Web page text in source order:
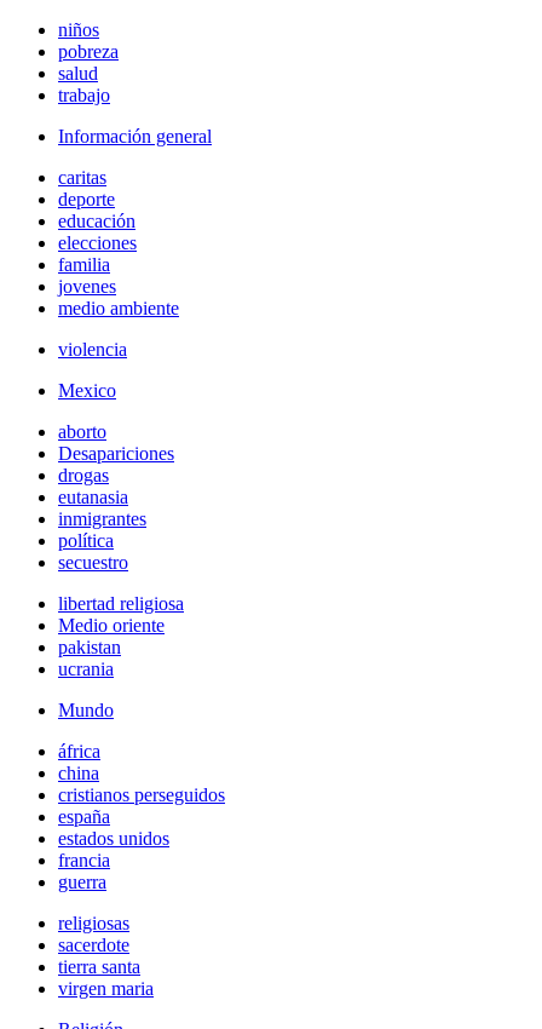
niños
pobreza
salud
trabajo
Información general
caritas
deporte
educación
elecciones
familia
jovenes
medio ambiente
violencia
Mexico
aborto
Desapariciones
drogas
eutanasia
inmigrantes
política
secuestro
libertad religiosa
Medio oriente
pakistan
ucrania
Mundo
áfrica
china
cristianos perseguidos
españa
estados unidos
francia
guerra
religiosas
sacerdote
tierra santa
virgen maria